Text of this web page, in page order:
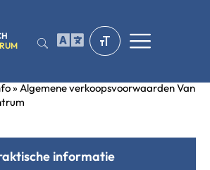
»Algemene verkoopsvoorwaarden Van
informatie